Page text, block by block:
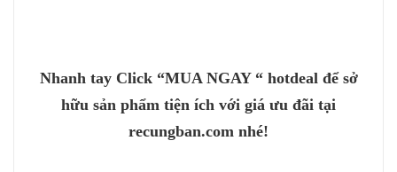
Nhanh tay Click “MUA NGAY “ hotdeal để sở
hữu sản phẩm tiện ích với giá ưu đãi tại
recungban.com nhé!